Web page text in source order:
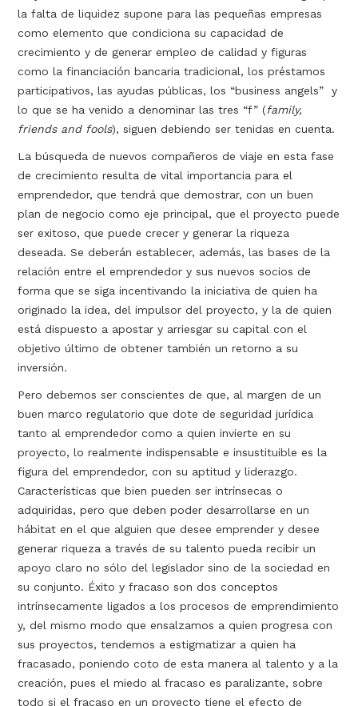
la falta de liquidez supone para las pequeñas empresas
como elemento que condiciona su capacidad de
crecimiento y de generar empleo de calidad y figuras
como la financiación bancaria tradicional, los préstamos
participativos, las ayudas públicas, los “business angels” y
lo que se ha venido a denominar las tres “f” (family,
friends and fools), siguen debiendo ser tenidas en cuenta.
La búsqueda de nuevos compañeros de viaje en esta fase
de crecimiento resulta de vital importancia para el
emprendedor, que tendrá que demostrar, con un buen
plan de negocio como eje principal, que el proyecto puede
ser exitoso, que puede crecer y generar la riqueza
deseada. Se deberán establecer, además, las bases de la
relación entre el emprendedor y sus nuevos socios de
forma que se siga incentivando la iniciativa de quien ha
originado la idea, del impulsor del proyecto, y la de quien
está dispuesto a apostar y arriesgar su capital con el
objetivo último de obtener también un retorno a su
inversión.
Pero debemos ser conscientes de que, al margen de un
buen marco regulatorio que dote de seguridad jurídica
tanto al emprendedor como a quien invierte en su
proyecto, lo realmente indispensable e insustituible es la
figura del emprendedor, con su aptitud y liderazgo.
Características que bien pueden ser intrínsecas o
adquiridas, pero que deben poder desarrollarse en un
hábitat en el que alguien que desee emprender y desee
generar riqueza a través de su talento pueda recibir un
apoyo claro no sólo del legislador sino de la sociedad en
su conjunto. Éxito y fracaso son dos conceptos
intrínsecamente ligados a los procesos de emprendimiento
y, del mismo modo que ensalzamos a quien progresa con
sus proyectos, tendemos a estigmatizar a quien ha
fracasado, poniendo coto de esta manera al talento y a la
creación, pues el miedo al fracaso es paralizante, sobre
todo si el fracaso en un proyecto tiene el efecto de